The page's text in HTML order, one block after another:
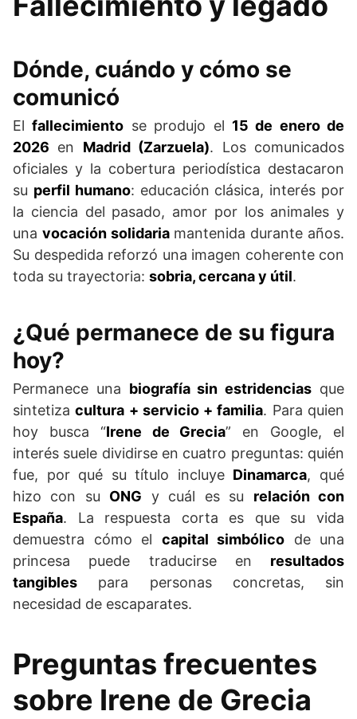
Dónde, cuándo y cómo se
comunicó
Elfallecimiento se produjo el 15 de enero de
2026 en Madrid (Zarzuela). Los comunicados
oficiales y la cobertura periodística destacaron
su perfil humano: educación clásica, interés por
la ciencia del pasado, amor por los animales y
una vocación solidariamantenida durante años.
Su despedida reforzó una imagen coherente con
toda su trayectoria: sobria, cercana y útil.
¿Qué permanece de su figura
hoy?
Permanece una biografía sin estridencias que
sintetizacultura + servicio + familia. Para quien
hoy busca “Irene de Grecia” en Google, el
interés suele dividirse en cuatro preguntas: quién
fue, por qué su título incluye Dinamarca, qué
hizo con su ONG y cuál es su relación con
España. La respuesta corta es que su vida
demuestra cómo el capital simbólico de una
princesa puede traducirse en resultados
tangibles para personas concretas, sin
necesidad de escaparates.
Preguntas frecuentes
sobre Irene de Grecia